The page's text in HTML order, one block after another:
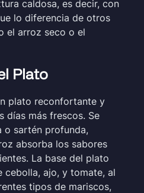
caldosa, es decir, con
lo diferencia de otros
el arroz seco o el
Plato
plato reconfortante y
días más frescos. Se
o sartén profunda,
absorba los sabores
La base del plato
cebolla, ajo, y tomate, al
tipos de mariscos,